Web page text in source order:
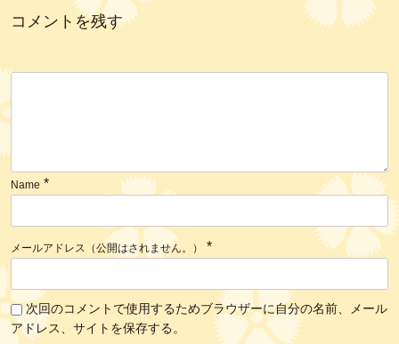
コメントを残す
Name *
メールアドレス（公開はされません。） *
次回のコメントで使用するためブラウザーに自分の名前、メール
アドレス、サイトを保存する。